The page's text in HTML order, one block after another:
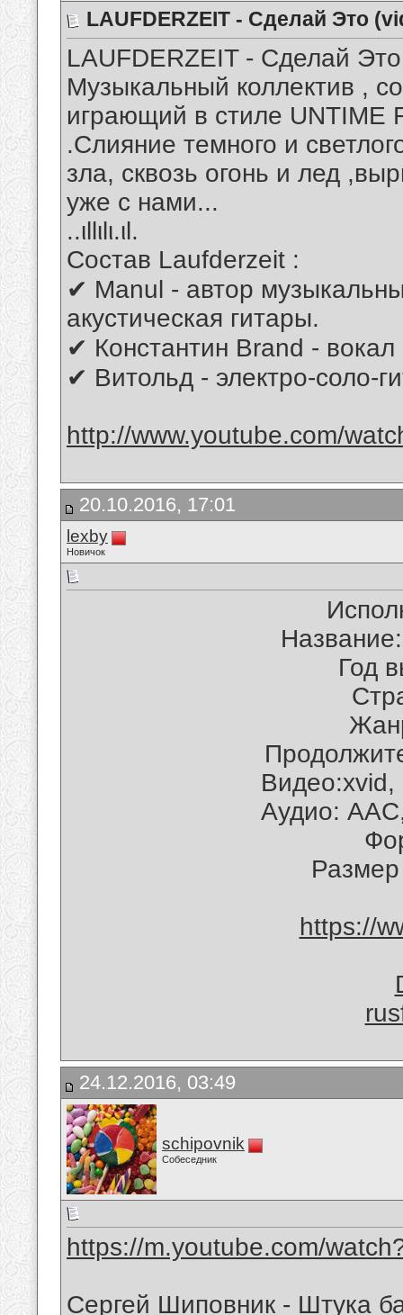
LAUFDERZEIT - Сделай Это
LAUFDERZEIT - Сделай
Музыкальный коллектив ,
играющий в стиле UNTIME
.Слияние темного и
зла, сквозь огонь и лед
уже с нами...
..ιllιlι.ιl.
Состав Laufderzeit :
✔ Manul - автор
акустическая гитары.
✔ Константин Brand - вокал
✔ Витольд - электро-соло-
http://www.youtube.com/
20.10.2016, 17:01
lexby
Новичок
Год
Видео:xvid,
Аудио:
https://
24.12.2016, 03:49
schipovnik
Собеседник
https://m.youtube.com/
Сергей Шиповник - Штука